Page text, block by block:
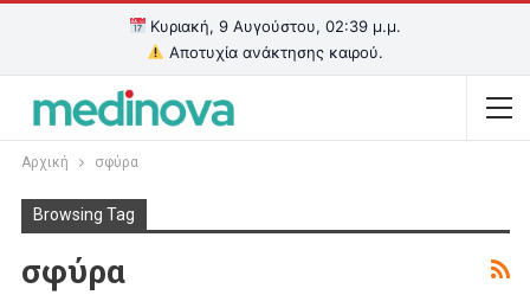
Κυριακή, 9 Αυγούστου, 02:39 μ.μ.
Αποτυχία ανάκτησης καιρού.
Αρχική σφύρα
Browsing Tag
σφύρα